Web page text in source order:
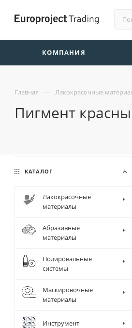
КОМПАНИЯ
Главная — Лакокрасочные
Пигмент
КАТАЛОГ
Лакокрасочные
материалы
Абразивные
материалы
Полировальные
системы
Маскировочные
материалы
Инструмент